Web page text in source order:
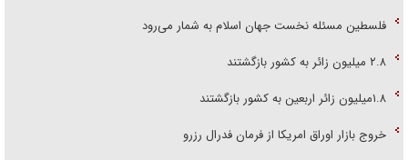
فلسطین مسئله نخست جهان اسلام به شمار می‌رود
۲.۸ میلیون زائر به کشور بازگشتند
۱.۸میلیون زائر اربعین به کشور بازگشتند
خروج بازار اوراق امریکا از فرمان فدرال رزرو